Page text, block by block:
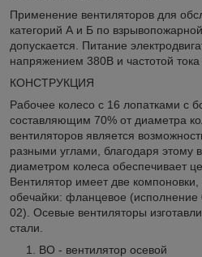
Применение вентиляторов для
категорий А и Б по
допускается. Питание
напряжением 380В и частотой
КОНСТРУКЦИЯ
Рабочее колесо с 16 лопатками с
составляющим 70% от диаметра
вентиляторов является
разными углами, благодаря этому
диаметром колеса обеспечивает
Вентилятор имеет две
обечайки: фланцевое (исполнение
02). Осевые вентиляторы
стали.
ВО - вентилятор осевой